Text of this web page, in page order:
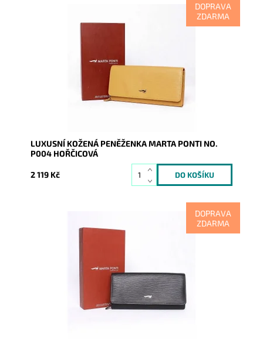
DOPRAVA
ZDARMA
Luxusní hořčicová peněženka kde uvnitř je vše
přehledně uspořádané a po otevření peněženky v ní
Skladem
Marta Ponti
2 roky
LUXUSNÍ KOŽENÁ PENĚŽENKA MARTA PONTI NO.
P004 HOŘČICOVÁ
2 119 Kč
DOPRAVA
ZDARMA
Luxusní černá peněženka kde uvnitř je vše přehledně
Skladem
Marta Ponti